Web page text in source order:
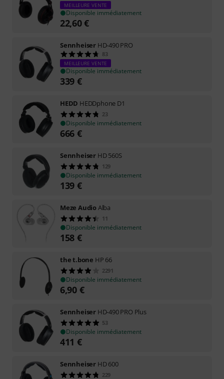
MEILLEURE VENTE
Disponible immédiatement
22,60€
Sennheiser HD-490 PRO
83
MEILLEURE VENTE
Disponible immédiatement
339 €
HEDD HEDDphone D1
23
Disponible immédiatement
666 €
Sennheiser HD 560S
129
Disponible immédiatement
139 €
Meze AudioAlba
11
Disponible immédiatement
158 €
the t.bone HP 66
2291
Disponible immédiatement
6,90 €
Sennheiser HD-490 PRO Plus
53
Disponible immédiatement
411 €
Sennheiser HD 600
229